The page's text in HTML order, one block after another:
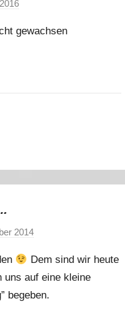
n
gewachsen
2014
n
M
a
Dem sind wir heute
uns auf eine kleine
begeben.